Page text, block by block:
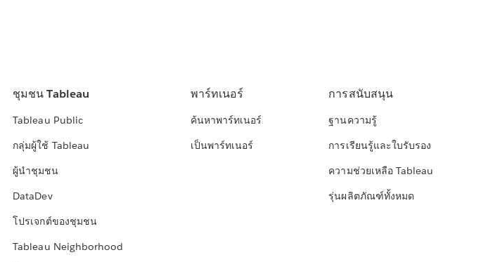
ชุมชน Tableau
Tableau Public
กลุ่มผู้ใช้ Tableau
ผู้นำชุมชน
DataDev
โปรเจกต์ของชุมชน
Tableau Neighborhood
พาร์ทเนอร์
ค้นหาพาร์ทเนอร์
เป็นพาร์ทเนอร์
การสนับสนุน
ฐานความรู้
การเรียนรู้และใบรับรอง
ความช่วยเหลือ Tableau
รุ่นผลิตภัณฑ์ทั้งหมด